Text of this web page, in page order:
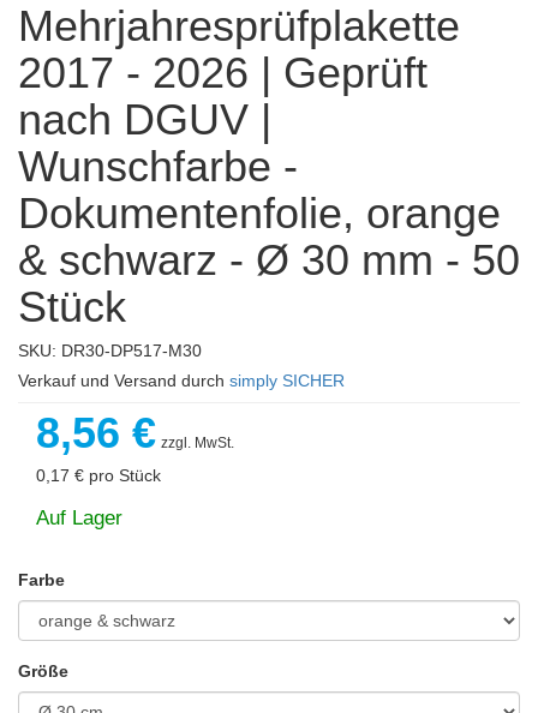
Mehrjahresprüfplakette
2017 - 2026 | Geprüft
nach DGUV |
Wunschfarbe -
Dokumentenfolie, orange
& schwarz - Ø 30 mm - 50
Stück
SKU: DR30-DP517-M30
Verkauf und Versand durch simply SICHER
8,56 € zzgl. MwSt.
0,17 € pro Stück
Auf Lager
Farbe
Größe